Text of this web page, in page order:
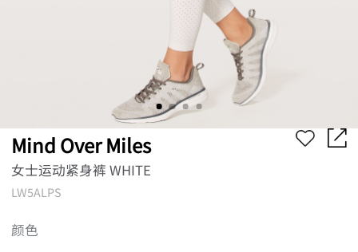
Mind Over Miles
女士运动紧身裤 WHITE
LW5ALPS
颜色